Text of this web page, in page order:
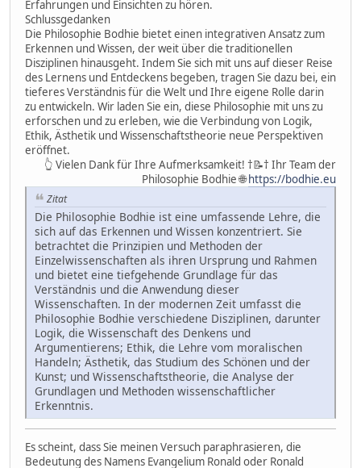
Erfahrungen und Einsichten zu hören.
Schlussgedanken
Die Philosophie Bodhie bietet einen integrativen Ansatz zum
Erkennen und Wissen, der weit über die traditionellen
Disziplinen hinausgeht. Indem Sie sich mit uns auf dieser Reise
des Lernens und Entdeckens begeben, tragen Sie dazu bei, ein
tieferes Verständnis für die Welt und Ihre eigene Rolle darin
zu entwickeln. Wir laden Sie ein, diese Philosophie mit uns zu
erforschen und zu erleben, wie die Verbindung von Logik,
Ethik, Ästhetik und Wissenschaftstheorie neue Perspektiven
eröffnet.
👆 Vielen Dank für Ihre Aufmerksamkeit! †📝† Ihr Team der
Philosophie Bodhie 🌐https://bodhie.eu
Zitat
Die Philosophie Bodhie ist eine umfassende Lehre, die
sich auf das Erkennen und Wissen konzentriert. Sie
betrachtet die Prinzipien und Methoden der
Einzelwissenschaften als ihren Ursprung und Rahmen
und bietet eine tiefgehende Grundlage für das
Verständnis und die Anwendung dieser
Wissenschaften. In der modernen Zeit umfasst die
Philosophie Bodhie verschiedene Disziplinen, darunter
Logik, die Wissenschaft des Denkens und
Argumentierens; Ethik, die Lehre vom moralischen
Handeln; Ästhetik, das Studium des Schönen und der
Kunst; und Wissenschaftstheorie, die Analyse der
Grundlagen und Methoden wissenschaftlicher
Erkenntnis.
Es scheint, dass Sie meinen Versuch paraphrasieren, die
Bedeutung des Namens Evangelium Ronald oder Ronald